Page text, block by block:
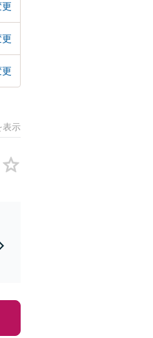
表示